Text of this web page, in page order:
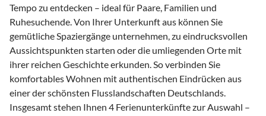
Tempo zu entdecken – ideal für Paare, Familien und
Ruhesuchende. Von Ihrer Unterkunft aus können Sie
gemütliche Spaziergänge unternehmen, zu eindrucksvollen
Aussichtspunkten starten oder die umliegenden Orte mit
ihrer reichen Geschichte erkunden. So verbinden Sie
komfortables Wohnen mit authentischen Eindrücken aus
einer der schönsten Flusslandschaften Deutschlands.
Insgesamt stehen Ihnen 4 Ferienunterkünfte zur Auswahl –